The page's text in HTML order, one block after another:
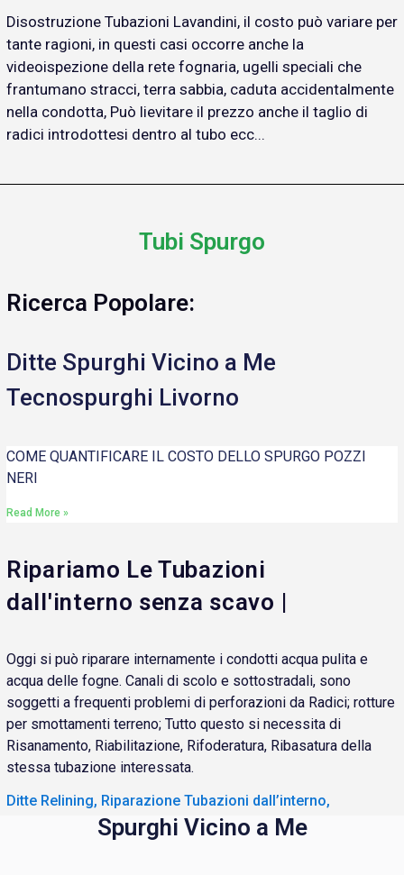
Disostruzione Tubazioni Lavandini, il costo può variare per
tante ragioni, in questi casi occorre anche la
videoispezione della rete fognaria, ugelli speciali che
frantumano stracci, terra sabbia, caduta accidentalmente
nella condotta, Può lievitare il prezzo anche il taglio di
radici introdottesi dentro al tubo ecc...
Tubi Spurgo
Ricerca Popolare:
Ditte Spurghi Vicino a Me
Tecnospurghi Livorno
COME QUANTIFICARE IL COSTO DELLO SPURGO POZZI
NERI
Read More »
Ripariamo Le Tubazioni
dall'interno senza scavo |
Oggi si può riparare internamente i condotti acqua pulita e
acqua delle fogne. Canali di scolo e sottostradali, sono
soggetti a frequenti problemi di perforazioni da Radici; rotture
per smottamenti terreno; Tutto questo si necessita di
Risanamento, Riabilitazione, Rifoderatura, Ribasatura della
stessa tubazione interessata.
Ditte Relining, Riparazione Tubazioni dall’interno,
Spurghi Vicino a Me